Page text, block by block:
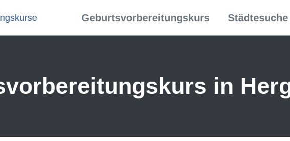
Geburtsvorbereitungskurs Städtesuche
in